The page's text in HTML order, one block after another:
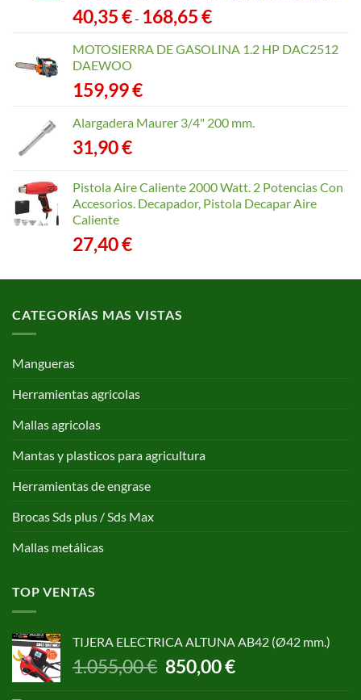
40,35€- 168,65€Rango
precios:
MOTOSIERRA DE GASOLINA 1.2 HP DAC2512
DAEWOO
159,99€
Alargadera Maurer 3/4" 200 mm.
31,90€
Pistola Aire Caliente 2000 Watt. 2 Potencias Con
Accesorios. Decapador, Pistola Decapar Aire
Caliente
27,40€
CATEGORÍAS MAS VISTAS
Mangueras
Herramientas agricolas
Mallas agricolas
Mantas y plasticos para agricultura
Herramientas de engrase
Brocas Sds plus / Sds Max
Mallas metálicas
TOP VENTAS
TIJERA ELECTRICA ALTUNA AB42 (Ø42 mm.)
1.055,00€ El
precio
850,00€El
precio